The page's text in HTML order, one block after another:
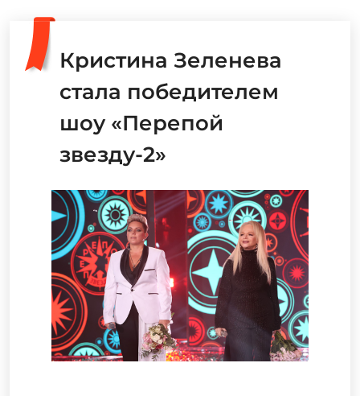
Кристина Зеленева
стала победителем
шоу «Перепой
звезду-2»